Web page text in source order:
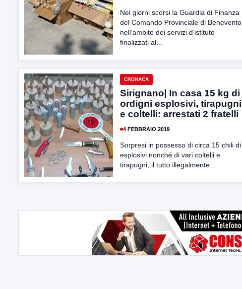
Nei giorni scorsi la Guardia di Finanza
del Comando Provinciale di Benevento,
nell’ambito dei servizi d’istituto
finalizzati al...
CRONACA
Sirignano| In casa 15 kg di
ordigni esplosivi, tirapugni
e coltelli: arrestati 2 fratelli
4 FEBBRAIO 2019
Sorpresi in possesso di circa 15 chili di
esplosivi nonché di vari coltelli e
tirapugni, il tutto illegalmente...